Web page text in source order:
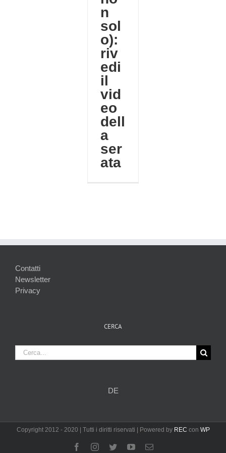
n
sol
o):
riv
edi
il
vid
eo
dell
a
ser
ata
Contatti
Newsletter
Privacy
CERCA
Cerca
per:
DE
Copyright 2012 - 2020 | Tutti i diritti riservati | Powered by REC con WP
FacebookInstagram
TwitterYouTubeEmail